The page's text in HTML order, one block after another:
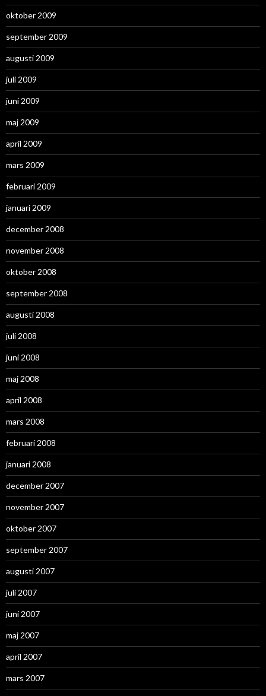
oktober 2009
september 2009
augusti 2009
juli 2009
juni 2009
maj 2009
april 2009
mars 2009
februari 2009
januari 2009
december 2008
november 2008
oktober 2008
september 2008
augusti 2008
juli 2008
juni 2008
maj 2008
april 2008
mars 2008
februari 2008
januari 2008
december 2007
november 2007
oktober 2007
september 2007
augusti 2007
juli 2007
juni 2007
maj 2007
april 2007
mars 2007